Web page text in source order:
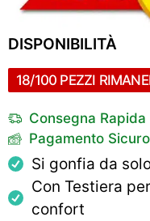
DISPONIBILITÀ
18/100 PEZZI
Consegna
Pagamento
Si gonfia da
Con Testiera
confort